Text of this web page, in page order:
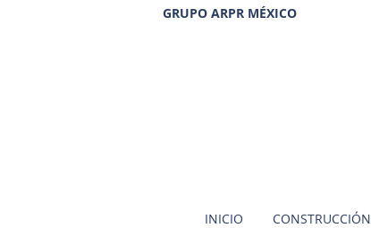
GRUPO ARPR MÉXICO
INICIO CONSTRUCCIÓN